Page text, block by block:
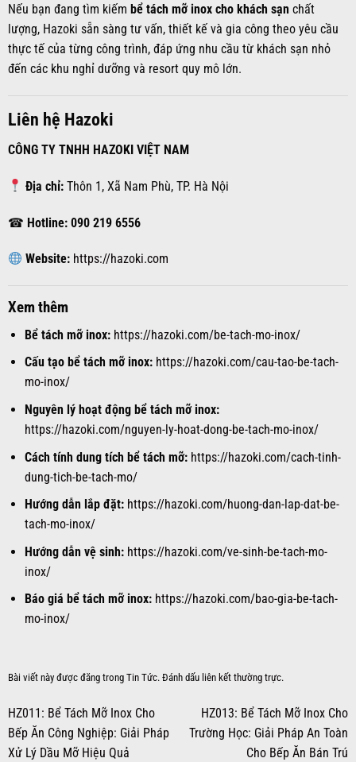
Nếu bạn đang tìm kiếm bể tách mỡ inox cho khách sạn chất
lượng, Hazoki sẵn sàng tư vấn, thiết kế và gia công theo yêu cầu
thực tế của từng công trình, đáp ứng nhu cầu từ khách sạn nhỏ
đến các khu nghỉ dưỡng và resort quy mô lớn.
Liên hệ Hazoki
CÔNG TY TNHH HAZOKI VIỆT NAM
Địa chỉ: Thôn 1, Xã Nam Phù, TP. Hà Nội
☎ Hotline: 090 219 6556
Website: https://hazoki.com
Xem thêm
Bể tách mỡ inox: https://hazoki.com/be-tach-mo-inox/
Cấu tạo bể tách mỡ inox: https://hazoki.com/cau-tao-be-tach-
mo-inox/
Nguyên lý hoạt động bể tách mỡ inox:
https://hazoki.com/nguyen-ly-hoat-dong-be-tach-mo-inox/
Cách tính dung tích bể tách mỡ: https://hazoki.com/cach-tinh-
dung-tich-be-tach-mo/
Hướng dẫn lắp đặt: https://hazoki.com/huong-dan-lap-dat-be-
tach-mo-inox/
Hướng dẫn vệ sinh: https://hazoki.com/ve-sinh-be-tach-mo-
inox/
Báo giá bể tách mỡ inox: https://hazoki.com/bao-gia-be-tach-
mo-inox/
Bài viết này được đăng trong Tin Tức. Đánh dấu liên kết thường trực.
HZ011: Bể Tách Mỡ Inox Cho
Bếp Ăn Công Nghiệp: Giải Pháp
Xử Lý Dầu Mỡ Hiệu Quả
HZ013: Bể Tách Mỡ Inox Cho
Trường Học: Giải Pháp An Toàn
Cho Bếp Ăn Bán Trú